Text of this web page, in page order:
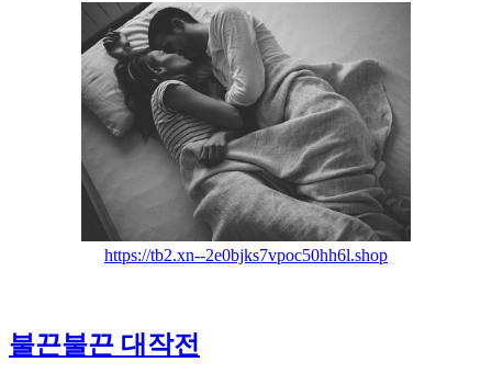
https://tb2.xn--2e0bjks7vpoc50hh6l.shop
불끈불끈 대작전